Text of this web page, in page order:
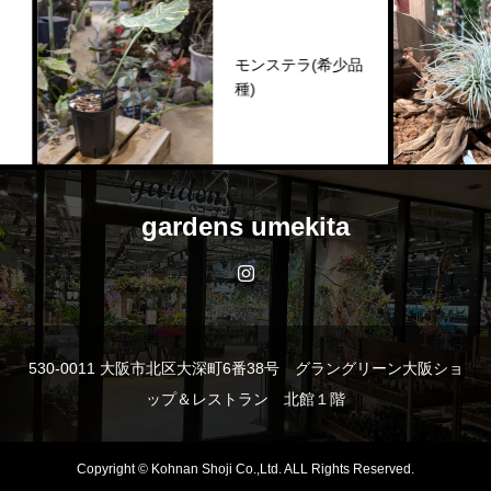
モンステラ(希少品
種)
gardens umekita
530-0011 大阪市北区大深町6番38号 グラングリーン大阪ショ
ップ＆レストラン 北館１階
Copyright © Kohnan Shoji Co.,Ltd. ALL Rights Reserved.